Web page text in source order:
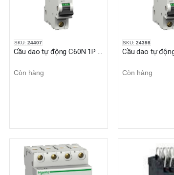
SKU: 24407
Cầu dao tự động C60N 1P 40A 6KA Multi9
Còn hàng
SKU: 24398
Còn hàng